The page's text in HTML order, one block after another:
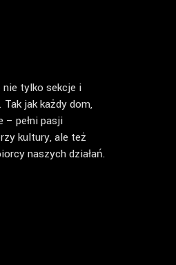
tylko sekcje i
jak każdy dom,
pełni pasji
kultury, ale też
naszych działań.